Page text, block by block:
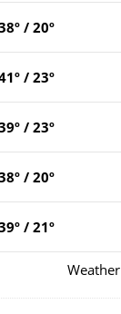
/ 20º
/ 23º
/ 23º
/ 20º
/ 21º
Weather